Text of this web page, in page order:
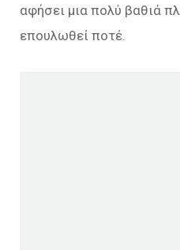
αφήσει μια πολύ βαθιά
επουλωθεί ποτέ.